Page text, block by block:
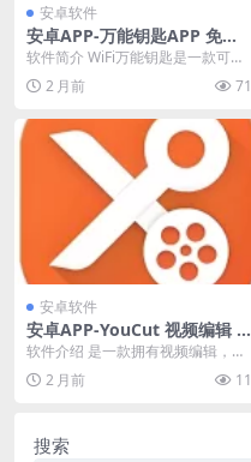
安卓软件
安卓APP-万能钥匙APP 免费
连接热点软件 v1.1.81 去广告
软件简介 WiFi万能钥匙是一款可以
让用户免费连接热点的手机应用软
件。 该软件可...
2 月前 71
安卓软件
安卓APP-YouCut 视频编辑 v
1.713.1219 特别版
软件介绍 是一款拥有视频编辑，视
频剪辑，视频拼接，视频分割等功
能的短视频与vlo...
2 月前 11
搜索